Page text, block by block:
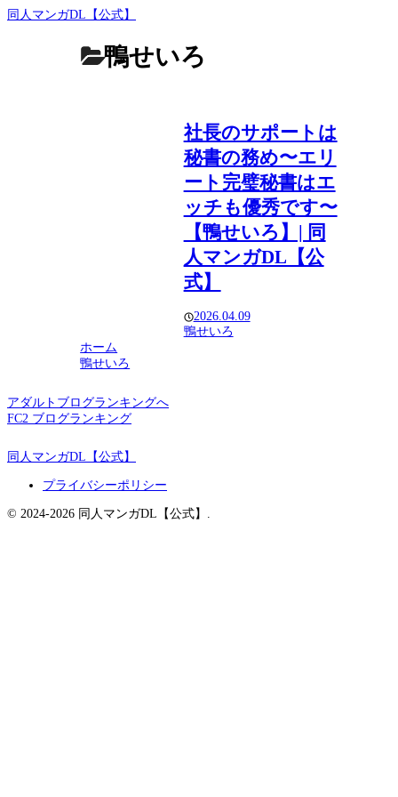
同人マンガDL【公式】
鴨せいろ
社長のサポートは
秘書の務め〜エリ
ート完璧秘書はエ
ッチも優秀です〜
【鴨せいろ】| 同
人マンガDL【公
式】
2026.04.09
鴨せいろ
ホーム
鴨せいろ
アダルトブログランキングへ
FC2 ブログランキング
同人マンガDL【公式】
プライバシーポリシー
© 2024-2026 同人マンガDL【公式】.